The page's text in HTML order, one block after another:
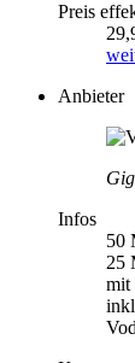
Preis
Anbieter
Infos
50
25
mit